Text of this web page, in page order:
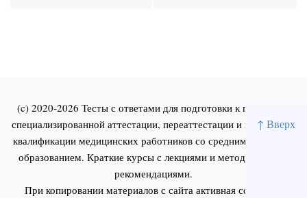
↑ Вверх
(c) 2020-2026 Тесты с ответами для подготовки к первичной
специализированной аттестации, переаттестации и повышения
квалификации медицинских работников со средним и высшим
образованием. Краткие курсы с лекциями и методическими
рекомендациями.
При копировании материалов с сайта активная ссылка на